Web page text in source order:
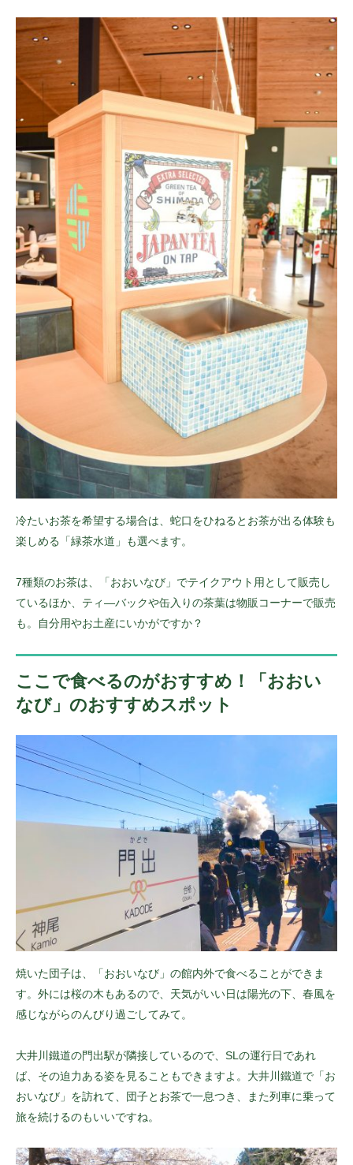
冷たいお茶を希望する場合は、蛇口をひねるとお茶が出る体験も
楽しめる「緑茶水道」も選べます。
7種類のお茶は、「おおいなび」でテイクアウト用として販売し
ているほか、ティ―バックや缶入りの茶葉は物販コーナーで販売
も。自分用やお土産にいかがですか？
ここで食べるのがおすすめ！「おおい
なび」のおすすめスポット
焼いた団子は、「おおいなび」の館内外で食べることができま
す。外には桜の木もあるので、天気がいい日は陽光の下、春風を
感じながらのんびり過ごしてみて。
大井川鐵道の門出駅が隣接しているので、SLの運行日であれ
ば、その迫力ある姿を見ることもできますよ。大井川鐵道で「お
おいなび」を訪れて、団子とお茶で一息つき、また列車に乗って
旅を続けるのもいいですね。